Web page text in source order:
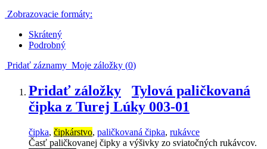
Zobrazovacie formáty:
Skrátený
Podrobný
Pridať záznamy Moje záložky (0)
Pridať záložky
Tylová paličkovaná
čipka z Turej Lúky 003-01
čipka, čipkárstvo, paličkovaná čipka, rukávce
Časť paličkovanej čipky a výšivky zo sviatočných rukávcov.